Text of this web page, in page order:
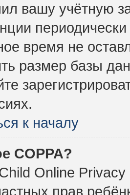
вашу учётную
время не
размер базы
к началу
COPPA?
Online
прав